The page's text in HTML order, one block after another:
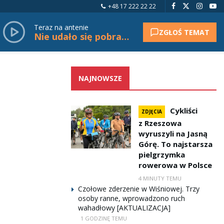
+48 17 222 22 22
Teraz na antenie
Nie udało się pobrać tytułu. ZGŁOŚ TEMAT
NAJNOWSZE
ZDJĘCIA
Cykliści
z Rzeszowa
wyruszyli na Jasną
Górę. To najstarsza
pielgrzymka
rowerowa w Polsce
4 MINUTY TEMU
Czołowe zderzenie w Wiśniowej. Trzy
osoby ranne, wprowadzono ruch
wahadłowy [AKTUALIZACJA]
1 GODZINĘ TEMU